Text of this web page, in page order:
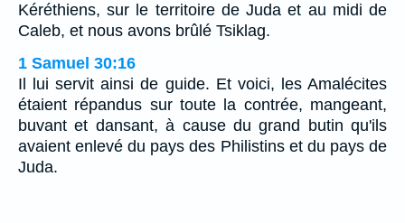
Kéréthiens, sur le territoire de Juda et au midi de
Caleb, et nous avons brûlé Tsiklag.
1 Samuel 30:16
Il lui servit ainsi de guide. Et voici, les Amalécites
étaient répandus sur toute la contrée, mangeant,
buvant et dansant, à cause du grand butin qu'ils
avaient enlevé du pays des Philistins et du pays de
Juda.